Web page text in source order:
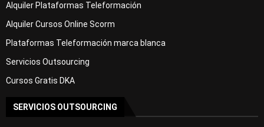
Alquiler Plataformas Teleformación
Alquiler Cursos Online Scorm
Plataformas Teleformación marca blanca
Servicios Outsourcing
Cursos Gratis DKA
SERVICIOS OUTSOURCING